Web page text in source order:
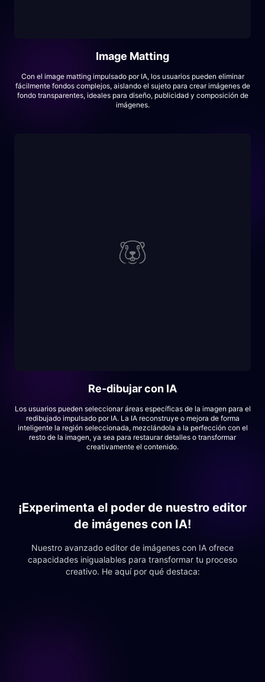
Image Matting
Con el image matting impulsado por IA, los usuarios pueden eliminar
fácilmente fondos complejos, aislando el sujeto para crear imágenes de
fondo transparentes, ideales para diseño, publicidad y composición de
imágenes.
Re-dibujar con IA
Los usuarios pueden seleccionar áreas específicas de la imagen para el
redibujado impulsado por IA. La IA reconstruye o mejora de forma
inteligente la región seleccionada, mezclándola a la perfección con el
resto de la imagen, ya sea para restaurar detalles o transformar
creativamente el contenido.
¡Experimenta el poder de nuestro editor
de imágenes con IA!
Nuestro avanzado editor de imágenes con IA ofrece
capacidades inigualables para transformar tu proceso
creativo. He aquí por qué destaca: